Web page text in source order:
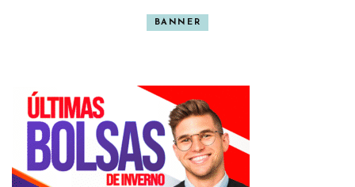
BANNER